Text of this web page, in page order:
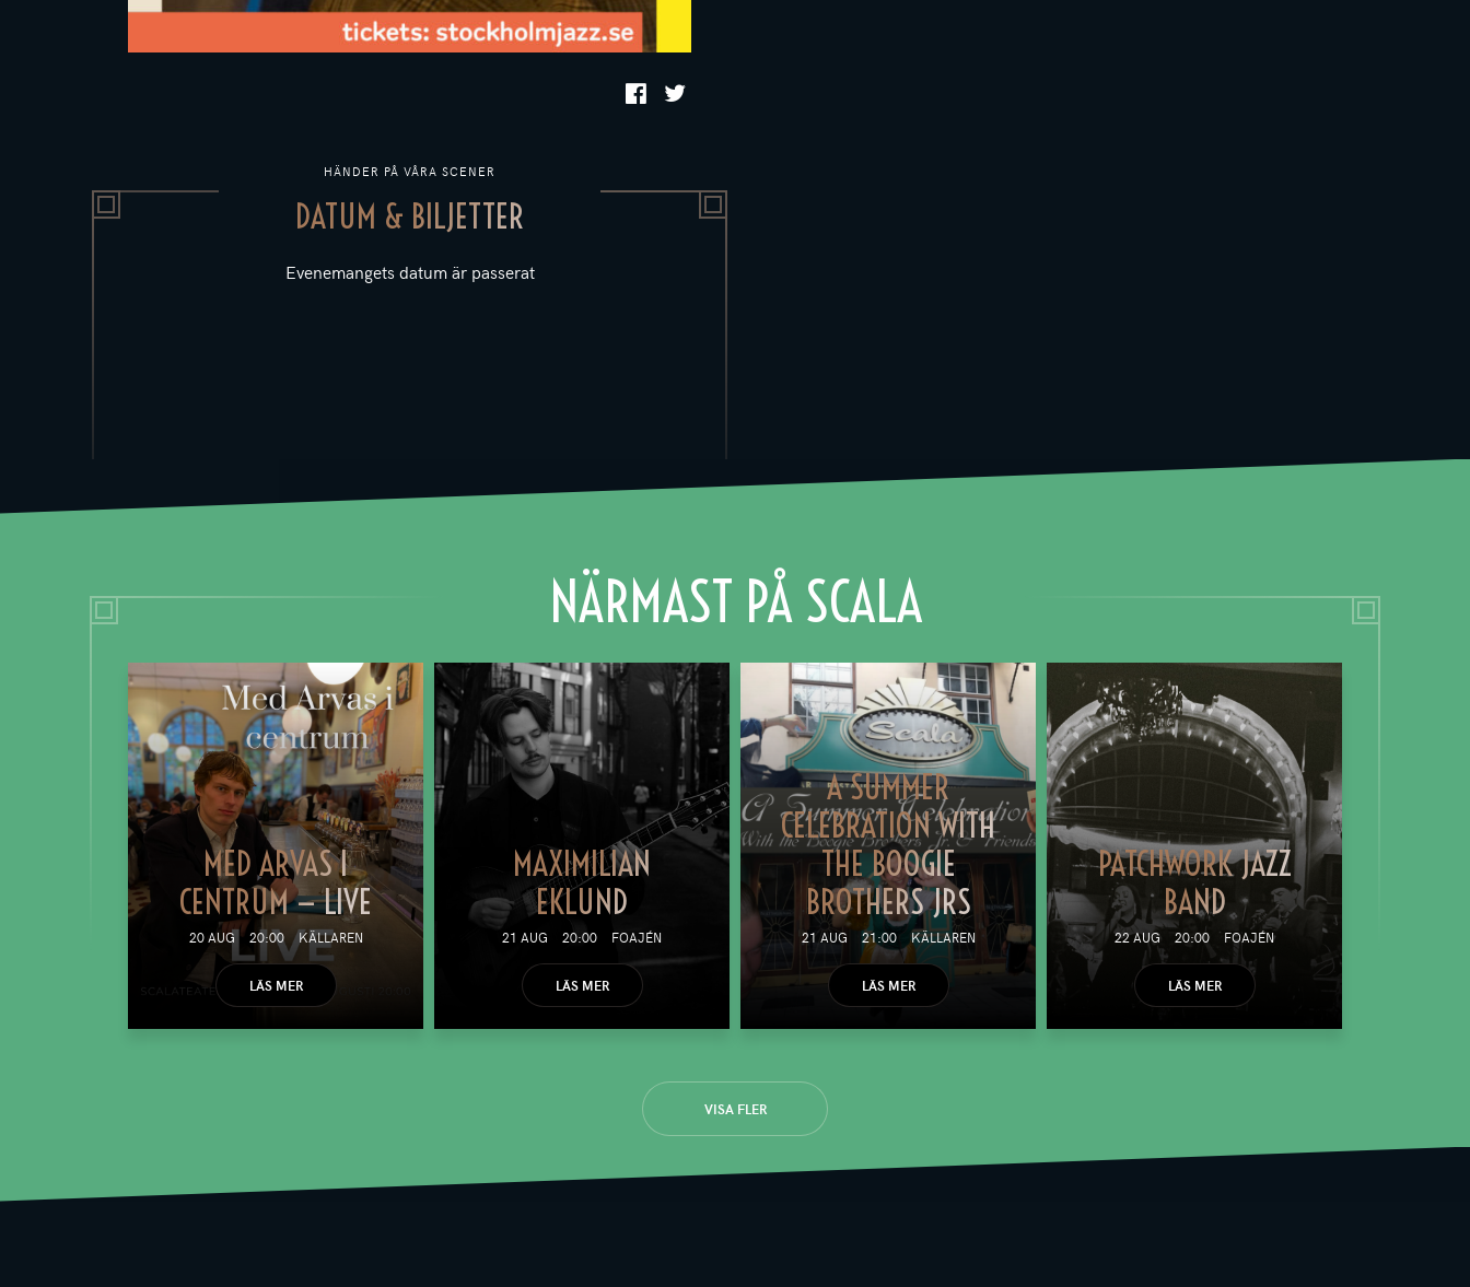
HÄNDER PÅ VÅRA SCENER
DATUM & BILJETTER
Evenemangets datum är passerat
NÄRMAST PÅ SCALA
MED ARVAS I
CENTRUM — LIVE
20 AUG 20:00 KÄLLAREN
LÄS MER
MAXIMILIAN
EKLUND
21 AUG 20:00 FOAJÉN
LÄS MER
A SUMMER
CELEBRATION WITH
THE BOOGIE
BROTHERS JRS
21 AUG 21:00 KÄLLAREN
LÄS MER
PATCHWORK JAZZ
BAND
22 AUG 20:00 FOAJÉN
LÄS MER
VISA FLER